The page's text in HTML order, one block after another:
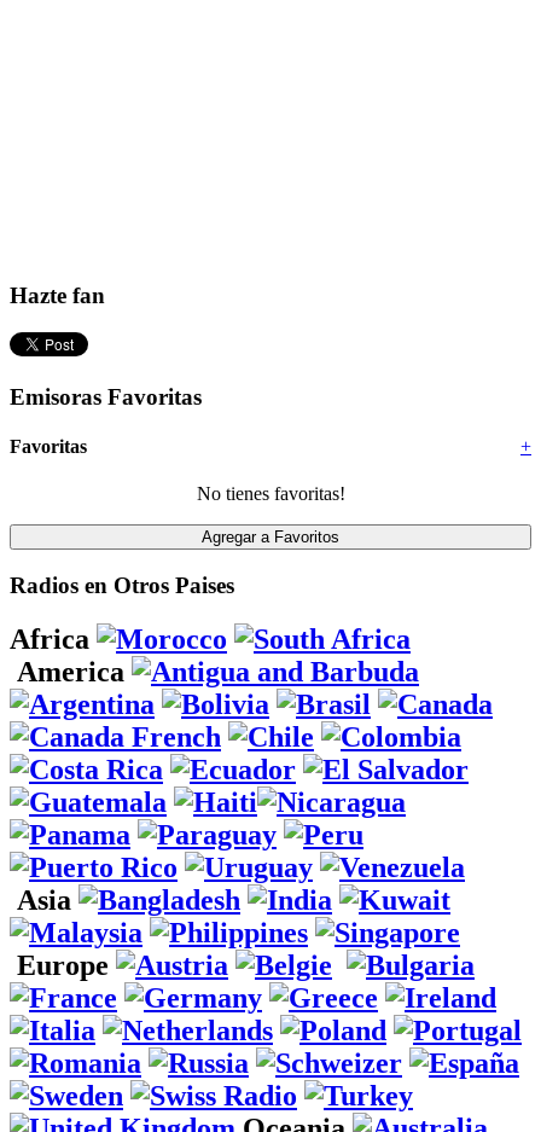
Hazte fan
Emisoras Favoritas
+
Favoritas
No tienes favoritas!
Radios en Otros Paises
Africa
America
Asia
Europe